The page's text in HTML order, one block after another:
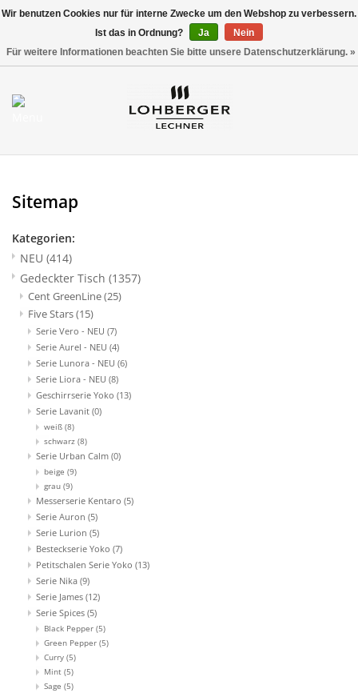
Mein Konto / Kundenkonto
Gedeckter Tisch
Buffet
Fingerfood
Aufsteller
Tafeln
Einrichtung
Berufsbekleidung
Küche
Küchentechnik
Sitemap
Kategorien:
NEU (414)
Gedeckter Tisch (1357)
Cent GreenLine(25)
Five Stars(15)
Serie Vero - NEU (7)
Serie Aurel - NEU (4)
Serie Lunora - NEU (6)
Serie Liora - NEU (8)
Geschirrserie Yoko (13)
Serie Lavanit (0)
weiß (8)
schwarz (8)
Serie Urban Calm (0)
beige (9)
grau (9)
Messerserie Kentaro (5)
Serie Auron (5)
Serie Lurion (5)
Besteckserie Yoko (7)
Petitschalen Serie Yoko (13)
Serie Nika (9)
Serie James (12)
Serie Spices (5)
Black Pepper (5)
Green Pepper (5)
Curry (5)
Mint (5)
Sage (5)
Wir benutzen Cookies nur für interne Zwecke um den Webshop zu verbessern.
Ist das in Ordnung?
Ja
Nein
Für weitere Informationen beachten Sie bitte unsere Datenschutzerklärung. »